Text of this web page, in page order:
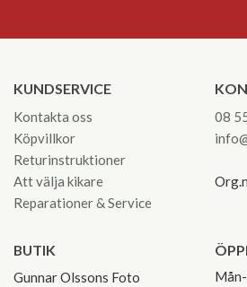
KUNDSERVICE
Kontakta oss
Köpvillkor
Returinstruktioner
Att välja kikare
Reparationer & Service
08
BUTIK
Gunnar Olssons Foto